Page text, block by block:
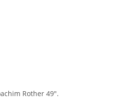
Rother 49".